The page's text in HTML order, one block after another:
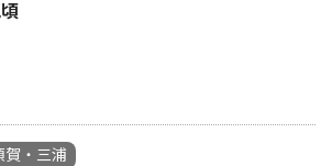
賀・三浦